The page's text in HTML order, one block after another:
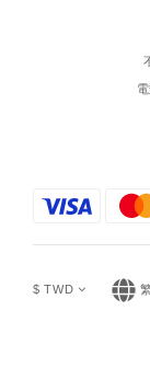
$ TWD